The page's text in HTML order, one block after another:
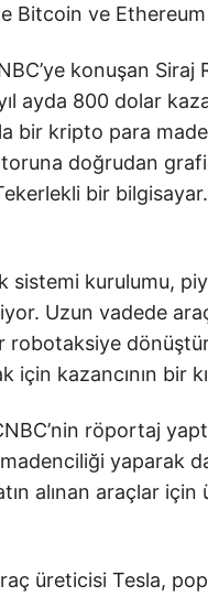
Bitcoin ve
konuşan Siraj
ayda 800 dolar
bir kripto para
doğrudan
bir
sistemi kurulumu,
Uzun vadede
robotaksiye
için kazancının bir
röportaj
yaparak
alınan araçlar
üreticisi Tesla,